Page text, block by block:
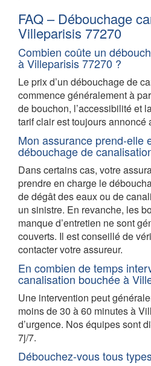
FAQ – Débouchage
Villeparisis 77270
Combien coûte un
à Villeparisis 77270 ?
Le prix d’un débouchage de
commence généralement à
de bouchon, l’accessibilité et
tarif clair est toujours annoncé
Mon assurance prend-elle
débouchage de
Dans certains cas, votre
prendre en charge le
de dégât des eaux ou de
un sinistre. En revanche, les
manque d’entretien ne sont
couverts. Il est conseillé de
contacter votre assureur.
En combien de temps
canalisation bouchée à
Une intervention peut
moins de 30 à 60 minutes à
d’urgence. Nos équipes sont
7j/7.
Débouchez-vous tous